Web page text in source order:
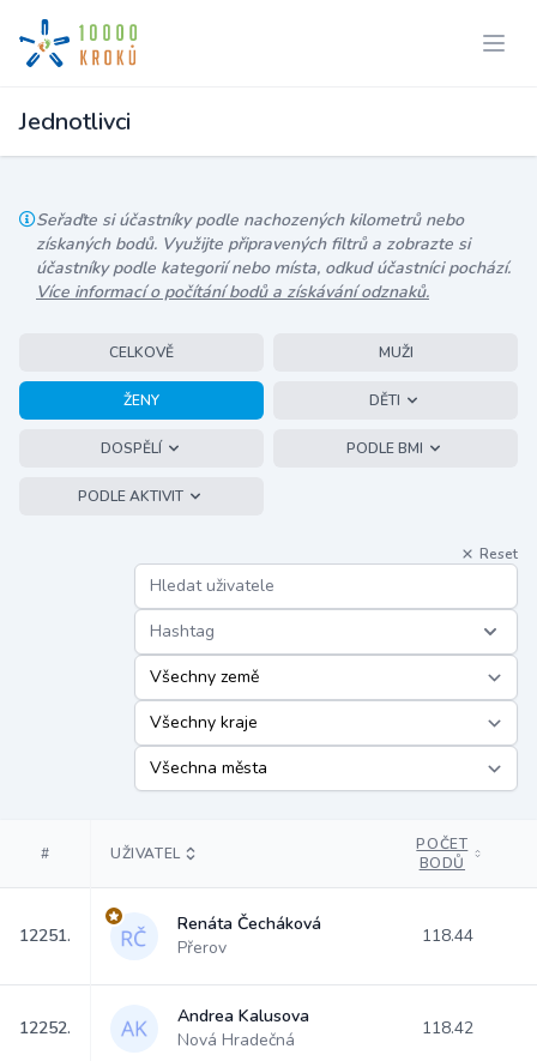
Jednotlivci
Seřaďte si účastníky podle nachozených kilometrů nebo
získaných bodů. Využijte připravených filtrů a zobrazte si
účastníky podle kategorií nebo místa, odkud účastníci pochází.
Více informací o počítání bodů a získávání odznaků.
CELKOVĚ MUŽI
ŽENY DĚTI
DOSPĚLÍ PODLE BMI
PODLE AKTIVIT
Reset
Hashtag
# UŽIVATEL
POČET
BODŮ
12251.
Renáta Čecháková
Přerov
118.44
12252.
Andrea Kalusova
Nová Hradečná
118.42